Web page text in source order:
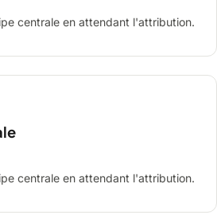
centrale en attendant l'attribution.
centrale en attendant l'attribution.